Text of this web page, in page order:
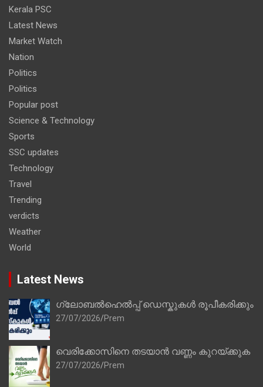
Kerala PSC
Latest News
Market Watch
Nation
Politics
Politics
Popular post
Science & Technology
Sports
SSC updates
Technology
Travel
Trending
verdicts
Weather
World
Latest News
ഗ്ലോബൽഹെൽപ്പ് ഡെസ്കുകൾ രൂപീകരിക്കും
27/07/2026 Prem
വെരിക്കോസിനെ തടയാൻ വണ്ണം കുറയ്ക്കുക
27/07/2026 Prem